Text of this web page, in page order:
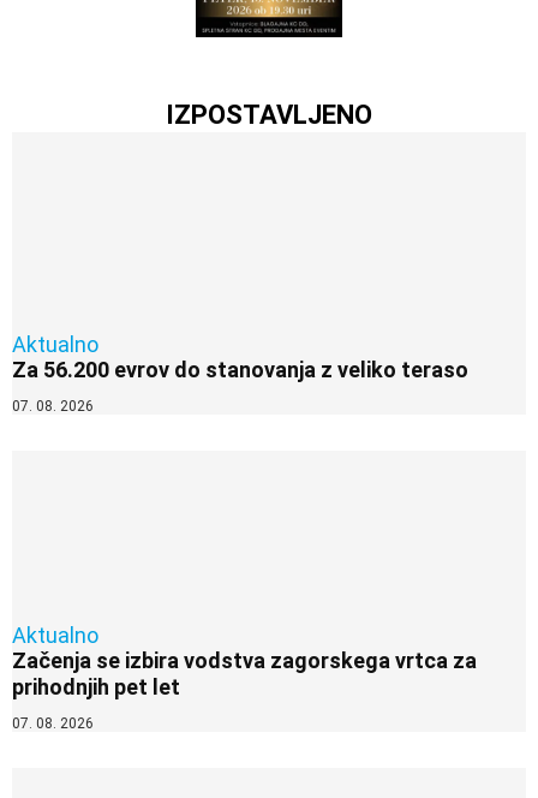
IZPOSTAVLJENO
Aktualno
Za 56.200 evrov do stanovanja z veliko teraso
07. 08. 2026
Aktualno
Začenja se izbira vodstva zagorskega vrtca za
prihodnjih pet let
07. 08. 2026